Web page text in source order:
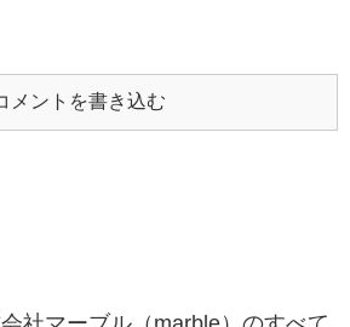
メントを書き込む